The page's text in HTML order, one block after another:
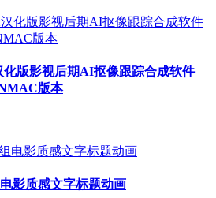
化版影视后期AI抠像跟踪合成软件
版本
电影质感文字标题动画